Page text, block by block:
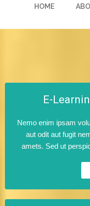
HOME
E-
Nemo enim ipsam
aut odit aut fugit
amets. Sed ut